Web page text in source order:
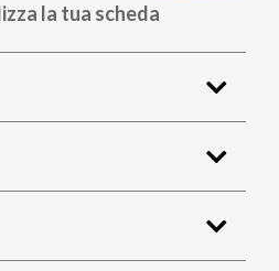
la tua scheda